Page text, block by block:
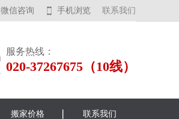
微信咨询 手机浏览 联系我们
服务热线：
020-37267675（10线）
搬家价格 联系我们